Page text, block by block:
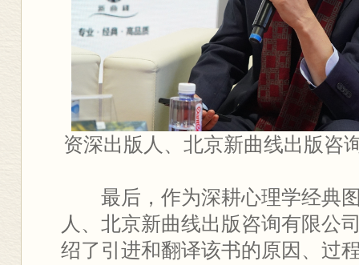
资深出版人、北京新曲线出版咨
最后，作为深耕心理学经典
人、北京新曲线出版咨询有限公
绍了引进和翻译该书的原因、过